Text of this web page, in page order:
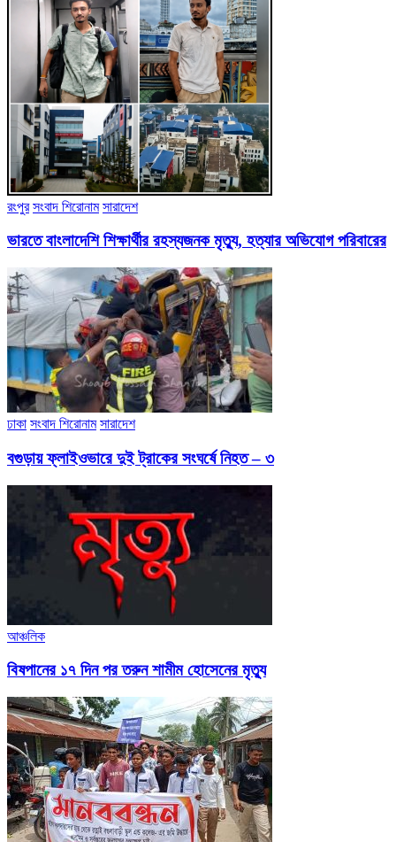
রংপুর সংবাদ শিরোনাম সারাদেশ
ভারতে বাংলাদেশি শিক্ষার্থীর রহস্যজনক মৃত্যু, হত্যার অভিযোগ পরিবারের
ঢাকা সংবাদ শিরোনাম সারাদেশ
বগুড়ায় ফ্লাইওভারে দুই ট্রাকের সংঘর্ষে নিহত – ৩
আঞ্চলিক
বিষপানের ১৭ দিন পর তরুন শামীম হোসেনের মৃত্যু